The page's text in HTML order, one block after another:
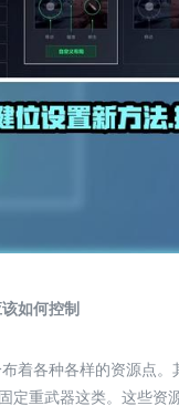
如何控制
着各种各样的资源点。
定重武器这类。这些资